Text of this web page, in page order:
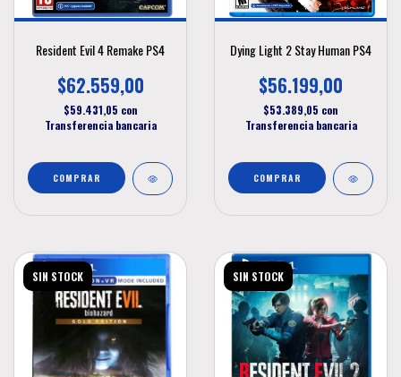
Resident Evil 4 Remake PS4
$62.559,00
$59.431,05 con
Transferencia bancaria
Dying Light 2 Stay Human PS4
$56.199,00
$53.389,05 con
Transferencia bancaria
SIN STOCK SIN STOCK